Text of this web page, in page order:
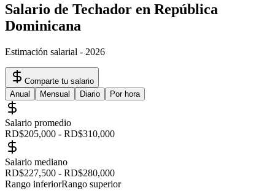
Salario de Techador en República
Dominicana
Estimación salarial - 2026
Comparte tu salario
Anual
Mensual Diario Por hora
Salario promedio
RD$205,000 - RD$310,000
Salario mediano
RD$227,500 - RD$280,000
Rango inferiorRango superior